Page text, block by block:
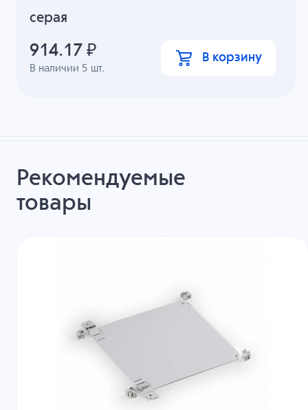
серая
В наличии 5 шт.
914.17 ₽ В корзину
Рекомендуемые
товары